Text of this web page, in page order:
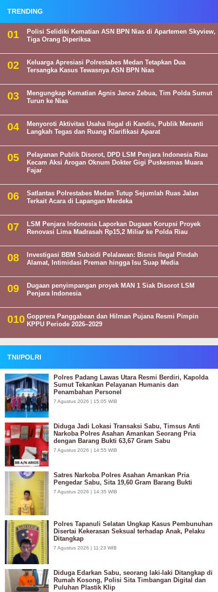
TRENDING
Polisi Selidiki Kematian ASN BPN Nias di Apartemen Skyview,
Tiga Orang Diperiksa
Keluarga Apresiasi Polrestabes Medan Tetapkan Dua
Tersangka Kasus Tewasnya ASN BPN Nias
Mengungkap Kematian Agnis Jance Zebua, Tim Polda Sumut
Turun ke Nias
Menyoroti Aktivitas Usaha Ilegal di Kandis, Publik Menanti
Langkah Tegas dan Ruang Klarifikasi Aparat
Pelayanan Publik Disorot, DPD LSM Penjara Indonesia Riau
Kecam Aksi Arogan Oknum Dokter Gigi Puskesmas Muara
Fajar
Satlantas Polrestabes Medan Tutup Sejumlah Ruas Jalan
Terkait Acara di Lapangan Merdeka
LSM Penjara Indonesia Laporkan Dugaan Korupsi Proyek
Renovasi Lima Madrasah Rp15,2 Miliar ke Polda Riau
Investigasi BBM Subsidi Pelalawan: Bisnis Ilegal Pindah
Alamat, Intimidasi Preman hingga Isu Suap Media
Dugaan penyimpangan proyek MAN 1 Siak Disorot LSM
Penjara Indonesia
Gopprera Panggabean dan Hilman Pujana Resmi Pimpin
KPPU Periode 2026–2029
TNI/POLRI
Polres Padang Lawas Utara Resmi Berdiri, Kapolda
Sumut Tekankan Pelayanan Humanis dan
Penambahan Personel
7 Agustus 2026 | 15:05 WIB
Diduga Jadi Lokasi Transaksi Sabu, Timsus Anti
Narkoba Polres Asahan Amankan Seorang Pria
dengan Barang Bukti 63,67 Gram Sabu
7 Agustus 2026 | 14:55 WIB
Satres Narkoba Polres Asahan Amankan Pria
Pengedar Sabu, Sita 19,60 Gram Barang Bukti
7 Agustus 2026 | 14:35 WIB
Polres Tapanuli Selatan Ungkap Kasus Pembunuhan
Disertai Kekerasan Seksual terhadap Anak, Pelaku
Ditangkap
7 Agustus 2026 | 11:23 WIB
Diduga Edarkan Sabu, seorang laki-laki Ditangkap di
Rumah Kosong, Polisi Sita Timbangan Digital dan
Puluhan Plastik Klip